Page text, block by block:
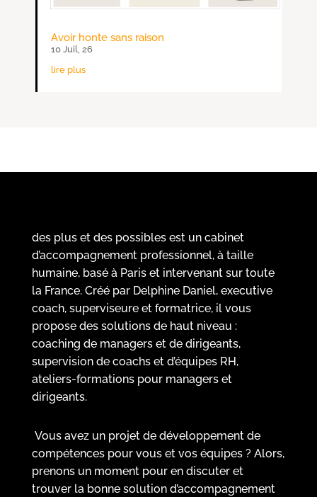
Avoir honte sans raison
10 Juil, 26
lire plus
des plus et des possibles est un cabinet
d’accompagnement professionnel, à taille
humaine, basé à Paris et intervenant sur toute
la France. Créé par Delphine Daniel, executive
coach, superviseure et formatrice, il vous
propose des solutions de haut niveau :
coaching de managers et de dirigeants,
supervision de coachs et d’équipes RH,
ateliers-formations pour managers et
dirigeants.
Vous avez un projet de développement de
compétences pour vous et vos équipes ? Alors,
prenons un moment pour en discuter et
trouver la bonne solution d’accompagnement